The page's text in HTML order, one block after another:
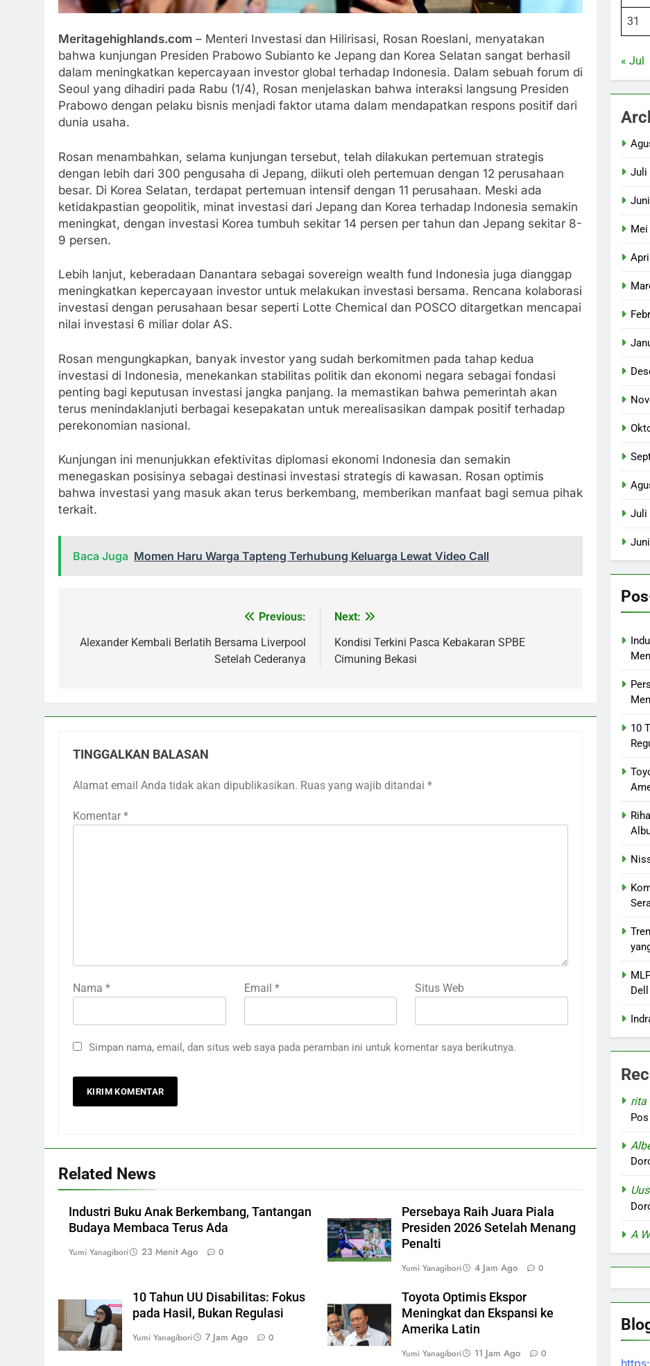
Meritagehighlands.com – Menteri Investasi dan Hilirisasi, Rosan Roeslani, menyatakan
bahwa kunjungan Presiden Prabowo Subianto ke Jepang dan Korea Selatan sangat berhasil
dalam meningkatkan kepercayaan investor global terhadap Indonesia. Dalam sebuah forum di
Seoul yang dihadiri pada Rabu (1/4), Rosan menjelaskan bahwa interaksi langsung Presiden
Prabowo dengan pelaku bisnis menjadi faktor utama dalam mendapatkan respons positif dari
dunia usaha.
Rosan menambahkan, selama kunjungan tersebut, telah dilakukan pertemuan strategis
dengan lebih dari 300 pengusaha di Jepang, diikuti oleh pertemuan dengan 12 perusahaan
besar. Di Korea Selatan, terdapat pertemuan intensif dengan 11 perusahaan. Meski ada
ketidakpastian geopolitik, minat investasi dari Jepang dan Korea terhadap Indonesia semakin
meningkat, dengan investasi Korea tumbuh sekitar 14 persen per tahun dan Jepang sekitar 8-
9 persen.
Lebih lanjut, keberadaan Danantara sebagai sovereign wealth fund Indonesia juga dianggap
meningkatkan kepercayaan investor untuk melakukan investasi bersama. Rencana kolaborasi
investasi dengan perusahaan besar seperti Lotte Chemical dan POSCO ditargetkan mencapai
nilai investasi 6 miliar dolar AS.
Rosan mengungkapkan, banyak investor yang sudah berkomitmen pada tahap kedua
investasi di Indonesia, menekankan stabilitas politik dan ekonomi negara sebagai fondasi
penting bagi keputusan investasi jangka panjang. Ia memastikan bahwa pemerintah akan
terus menindaklanjuti berbagai kesepakatan untuk merealisasikan dampak positif terhadap
perekonomian nasional.
Kunjungan ini menunjukkan efektivitas diplomasi ekonomi Indonesia dan semakin
menegaskan posisinya sebagai destinasi investasi strategis di kawasan. Rosan optimis
bahwa investasi yang masuk akan terus berkembang, memberikan manfaat bagi semua pihak
terkait.
Baca Juga Momen Haru Warga Tapteng Terhubung Keluarga Lewat Video Call
pos
Previous:
Alexander Kembali Berlatih Bersama Liverpool
Setelah Cederanya
Next:
Kondisi Terkini Pasca Kebakaran SPBE
Cimuning Bekasi
TINGGALKAN BALASAN
Alamat email Anda tidak akan dipublikasikan. Ruas yang wajib ditandai *
Komentar *
Nama * Email * Situs Web
Simpan nama, email, dan situs web saya pada peramban ini untuk komentar saya berikutnya.
Related News
Industri Buku Anak Berkembang, Tantangan
Budaya Membaca Terus Ada
Yumi Yanagibori 23 Menit Ago 0
Persebaya Raih Juara Piala
Presiden 2026 Setelah Menang
Penalti
Yumi Yanagibori 4 Jam Ago 0
10 Tahun UU Disabilitas: Fokus
pada Hasil, Bukan Regulasi
Yumi Yanagibori 7 Jam Ago 0
Toyota Optimis Ekspor
Meningkat dan Ekspansi ke
Amerika Latin
Yumi Yanagibori 11 Jam Ago 0
31
« Jul
Juli
Mei
Juli
10
rita
A